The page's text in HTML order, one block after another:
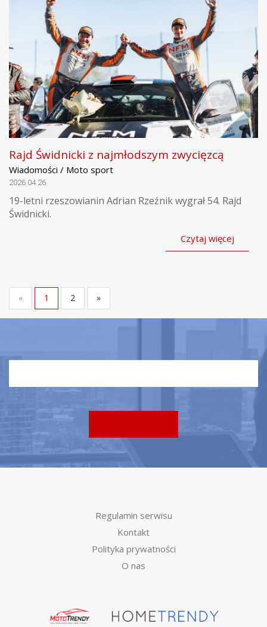
Rajd Świdnicki z najmłodszym zwycięzcą
Wiadomości / Moto sport
2026.04.26
19-letni rzeszowianin Adrian Rzeźnik wygrał 54. Rajd
Świdnicki.
Czytaj więcej
« 1 2 »
Regulamin serwisu
Kontakt
Polityka prywatności
O nas